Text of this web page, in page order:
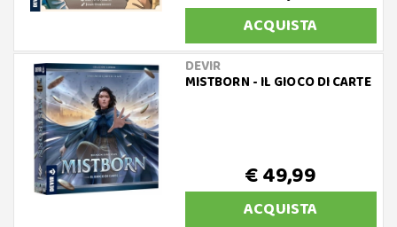
ACQUISTA
DEVIR
MISTBORN - IL GIOCO DI CARTE
€ 49,99
ACQUISTA